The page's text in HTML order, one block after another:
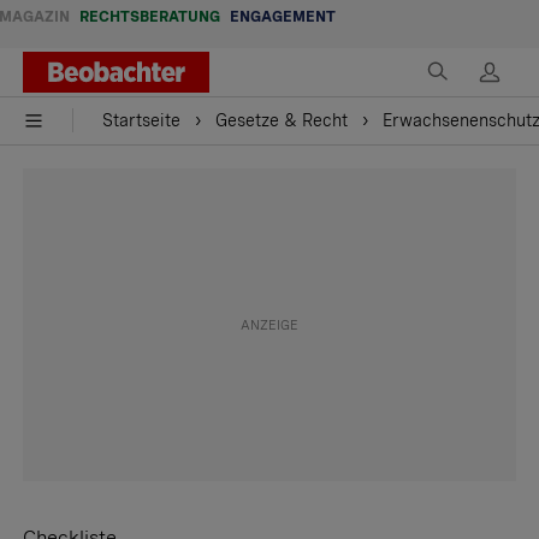
MAGAZIN RECHTSBERATUNG ENGAGEMENT
Startseite Gesetze & Recht Erwachsenenschutz